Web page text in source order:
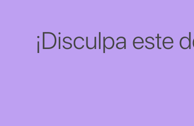
¡Disculpa este